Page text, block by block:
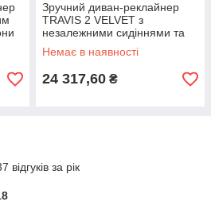
Зручний диван-реклайнер
TRAVIS 2 VELVET з
незалежними сидіннями та
ручним механізмом для
повноцінного відпочинку
Немає в наявності
24 317,60 ₴
за рік